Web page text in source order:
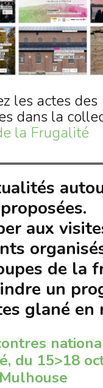
les actes des
dans la
la Frugalité
aux
de la
un
glané en
du 15>18